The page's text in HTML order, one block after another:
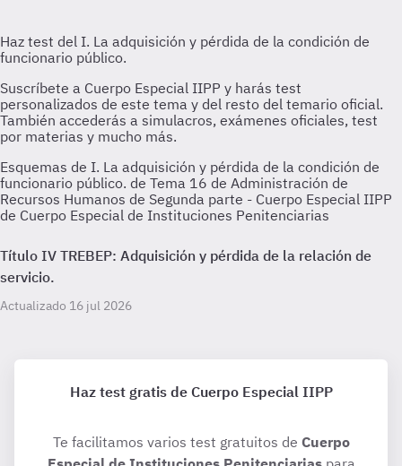
Esquemas de I. La adquisición y pérdida de la condición de
funcionario público. de Tema 16 de Administración de
Recursos Humanos de Segunda parte - Cuerpo Especial IIPP
de Cuerpo Especial de Instituciones Penitenciarias
Título IV TREBEP: Adquisición y pérdida de la relación de
servicio.
Actualizado 16 jul 2026
Haz test gratis de Cuerpo Especial IIPP
Te facilitamos varios test gratuitos de Cuerpo